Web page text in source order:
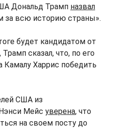
Дональд Трамп назвал
за всю историю страны».
будет кандидатом от
сказал, что, по его
Харрис победить
США из
Мейс уверена, что
на своем посту до